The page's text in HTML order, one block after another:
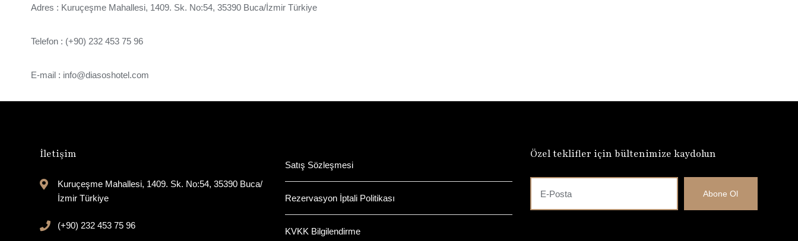
Adres : Kuruçeşme Mahallesi, 1409. Sk. No:54, 35390 Buca/İzmir Türkiye
Telefon : (+90) 232 453 75 96
E-mail : info@diasoshotel.com
İletişim
Kuruçeşme Mahallesi, 1409. Sk. No:54, 35390 Buca/
İzmir Türkiye
(+90) 232 453 75 96
Satış Sözleşmesi
Rezervasyon İptali Politikası
KVKK Bilgilendirme
Özel teklifler için bültenimize kaydolun